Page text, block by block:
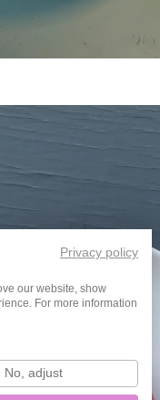
Privacy policy
our website, show
For more information
No, adjust